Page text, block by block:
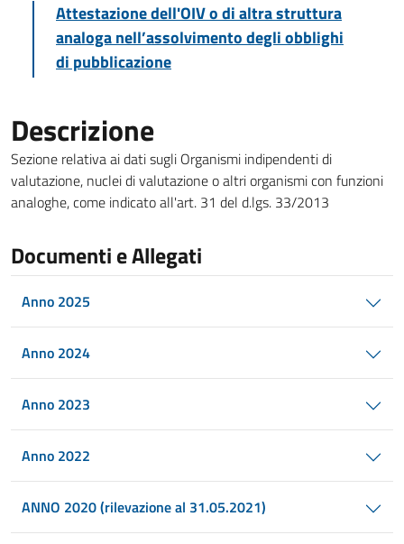
Attestazione dell'OIV o di altra struttura
analoga nell’assolvimento degli obblighi
di pubblicazione
Descrizione
Sezione relativa ai dati sugli Organismi indipendenti di
valutazione, nuclei di valutazione o altri organismi con funzioni
analoghe, come indicato all'art. 31 del d.lgs. 33/2013
Documenti e Allegati
Anno 2025
Anno 2024
Anno 2023
Anno 2022
ANNO 2020 (rilevazione al 31.05.2021)